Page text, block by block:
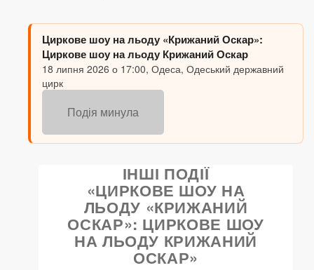
Циркове шоу на льоду «Крижаний Оскар»:
Циркове шоу на льоду Крижаний Оскар
18 липня 2026 о 17:00, Одеса, Одеський державний
цирк
Подія минула
ІНШІ ПОДІЇ
«ЦИРКОВЕ ШОУ НА
ЛЬОДУ «КРИЖАНИЙ
ОСКАР»: ЦИРКОВЕ ШОУ
НА ЛЬОДУ КРИЖАНИЙ
ОСКАР»